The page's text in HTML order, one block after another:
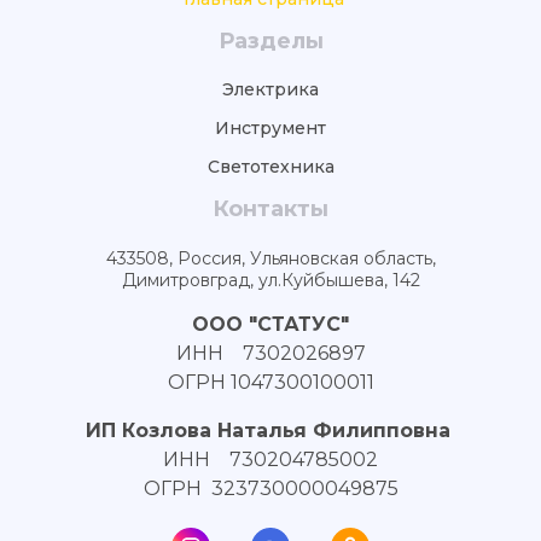
Разделы
Электрика
Инструмент
Светотехника
Контакты
433508, Россия, Ульяновская область,
Димитровград, ул.Куйбышева, 142
ООО "СТАТУС"
ИНН 7302026897
ОГРН 1047300100011
ИП Козлова Наталья Филипповна
ИНН 730204785002
ОГРН 323730000049875